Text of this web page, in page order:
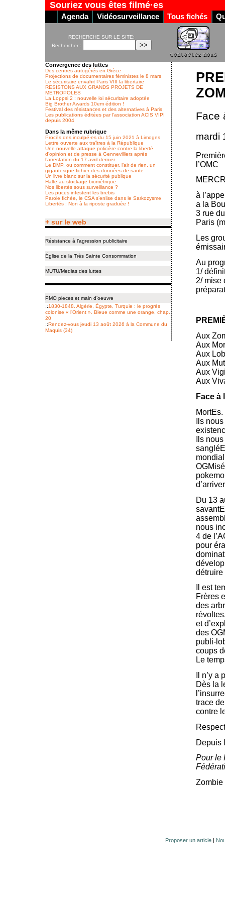
Souriez vous êtes filmé·es
Agenda Vidéosurveillance Tous fichés
RECHERCHE SUR LE SITE:
Rechercher :
Face
mardi
l’OMC
à
a la
3 rue
Paris
Les
Au
1/
2/ mise
Aux
Aux
Aux
Aux
Aux
Aux
Face à
MortEs.
Ils
Ils
Du 13
nous
4 de
pour
détruire
Il est
Frères
des
et
des
publi-
coups
Le
Il n’y
Dès la
trace
contre
Depuis
Pour le
Zombie
Convergence des luttes
Des centres autogérés en Grèce
Projections de documentaires féministes le 8 mars
Le sécuritaire envahit Paris VIII la libertaire
RESISTONS AUX GRANDS PROJETS DE
METROPOLES
La Loppsi 2 : nouvelle loi sécuritaire adoptée
Big Brother Awards 10em édition !
Festival des résistances et des alternatives à Paris
Les publications éditées par l’association ACIS VIPI
depuis 2004
Dans la même rubrique
Procès des inculpé·es du 15 juin 2021 à Limoges
Lettre ouverte aux traîtres à la République
Une nouvelle attaque policière contre la liberté
d’opinion et de presse à Gennevilliers après
l’arrestation du 17 avril dernier
Le DMP, ou comment constituer, l’air de rien, un
gigantesque fichier des données de sante
Un livre blanc sur la sécurité publique
Halte au stockage biométrique
Nos libertés sous surveillance ?
Les puces infestent les brebis
Parole fichée, le CSA s’enlise dans le Sarkozysme
Libertés : Non à la riposte graduée !
+ sur le web
Résistance à l’agression publicitaire
Église de la Très Sainte Consommation
MUTU/Medias des luttes
PMO pieces et main d’oeuvre
::1830-1848. Algérie, Égypte, Turquie : le progrès
colonise « l’Orient ». Bleue comme une orange, chap.
20
::Rendez-vous jeudi 13 août 2026 à la Commune du
Maquis (34)
Proposer un article |